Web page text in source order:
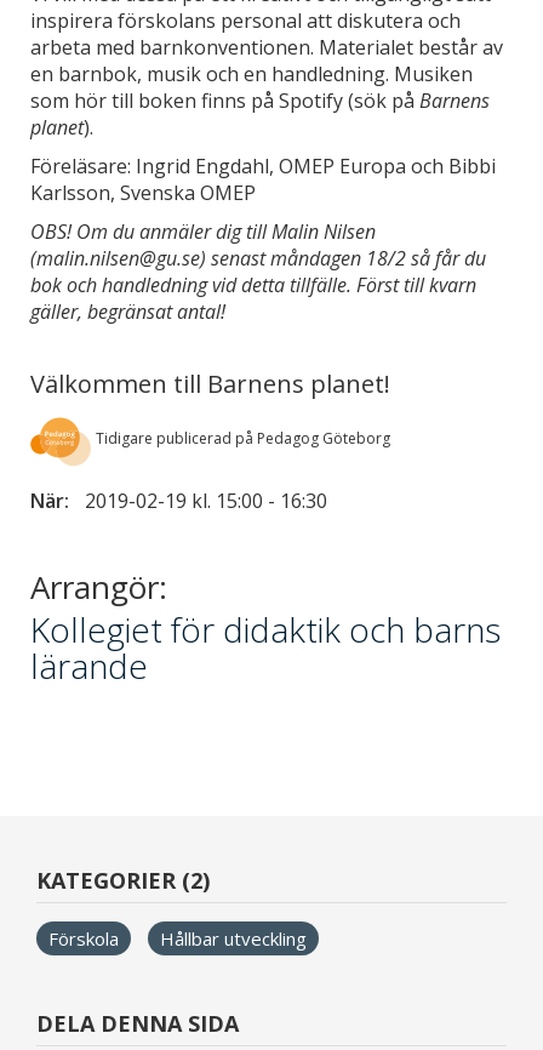
inspirera förskolans personal att diskutera och
arbeta med barnkonventionen. Materialet består av
en barnbok, musik och en handledning. Musiken
som hör till boken finns på Spotify (sök på Barnens
planet).
Föreläsare: Ingrid Engdahl, OMEP Europa och Bibbi
Karlsson, Svenska OMEP
OBS! Om du anmäler dig till Malin Nilsen
(malin.nilsen@gu.se) senast måndagen 18/2 så får du
bok och handledning vid detta tillfälle. Först till kvarn
gäller, begränsat antal!
Välkommen till Barnens planet!
Tidigare publicerad på Pedagog Göteborg
När: 2019-02-19 kl. 15:00 - 16:30
Arrangör:
Kollegiet för didaktik och barns
lärande
KATEGORIER (2)
Förskola Hållbar utveckling
DELA DENNA SIDA